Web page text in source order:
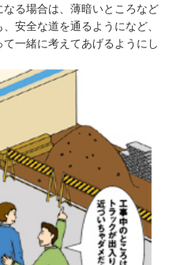
る場合は、薄暗いところなど
安全な道を通るようになど、
一緒に考えてあげるようにし